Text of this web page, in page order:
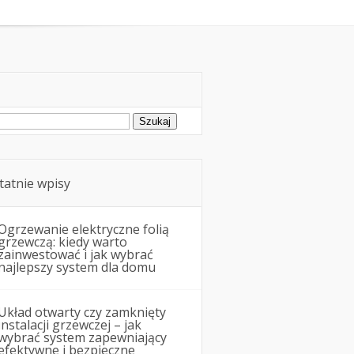
wpisy
elektryczne folią
kiedy warto
i jak wybrać
system dla domu
otwarty czy zamknięty
grzewczej – jak
system zapewniający
i bezpieczne